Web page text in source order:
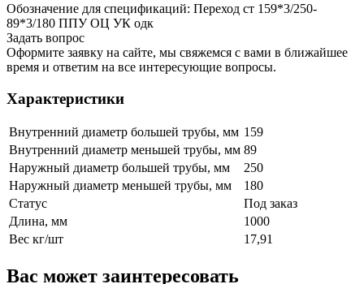
Обозначение для спецификаций: Переход ст 159*3/250-
89*3/180 ППУ ОЦ УК одк
Задать вопрос
Оформите заявку на сайте, мы свяжемся с вами в ближайшее
время и ответим на все интересующие вопросы.
Характеристики
Внутренний диаметр большей трубы, мм 159
Внутренний диаметр меньшей трубы, мм 89
Наружный диаметр большей трубы, мм
250
Наружный диаметр меньшей трубы, мм
180
Статус
Под заказ
Длина, мм
1000
Вес кг/шт
17,91
Вас может заинтересовать